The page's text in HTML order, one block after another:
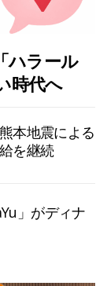
ハラール
時代へ
本地震による
を継続
」がディナ